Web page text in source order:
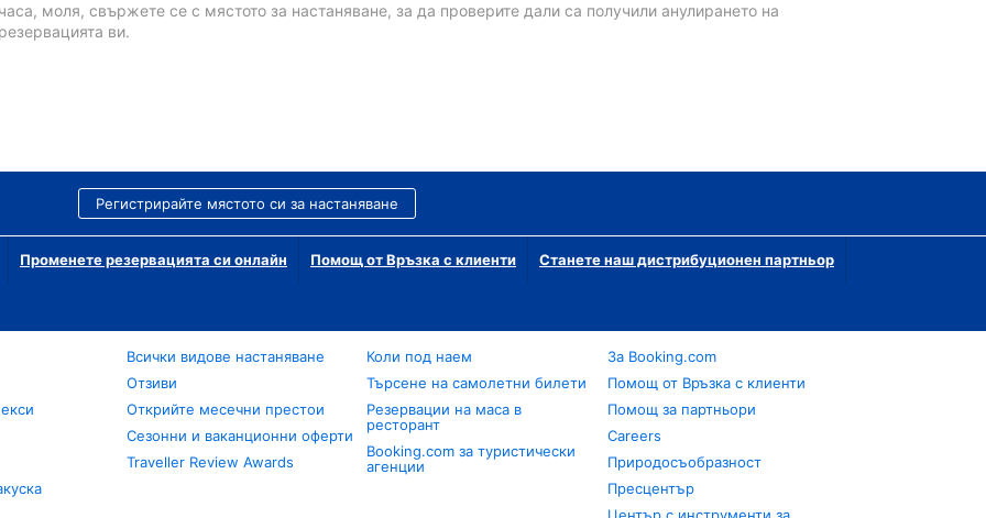
моля, свържете се с мястото за настаняване, за да проверите дали са получили анулирането на
ви.
Регистрирайте мястото си за настаняване
Променете резервацията си онлайн Помощ от Връзка с клиенти Станете наш дистрибуционен партньор
Всички видове настаняване
Отзиви
Открийте месечни престои
Сезонни и ваканционни оферти
Traveller Review Awards
Коли под наем
Търсене на самолетни билети
Резервации на маса в
ресторант
Booking.com за туристически
агенции
За Booking.com
Помощ от Връзка с клиенти
Помощ за партньори
Careers
Природосъобразност
Пресцентър